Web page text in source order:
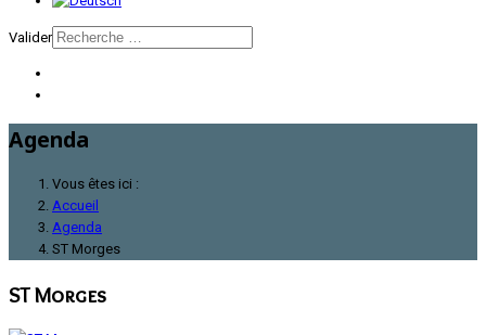
Valider
Agenda
Vous êtes ici :
Accueil
Agenda
ST Morges
ST Morges